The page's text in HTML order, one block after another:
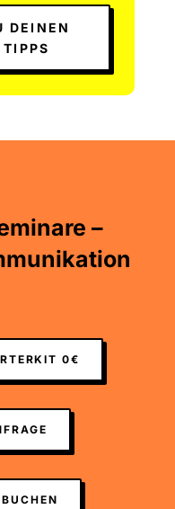
DEINEN
–
0€